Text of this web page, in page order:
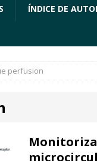
ÍNDICE DE
perfusion